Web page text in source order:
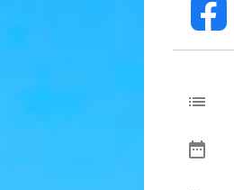
fb
list
date_range